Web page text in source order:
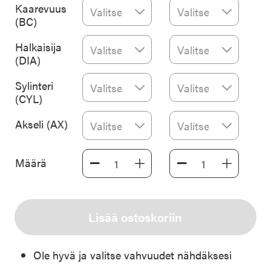
Kaarevuus
(BC)
Halkaisija
(DIA)
Sylinteri
(CYL)
Akseli (AX)
Määrä
Lisää ostoskoriin
Ole hyvä ja valitse vahvuudet nähdäksesi